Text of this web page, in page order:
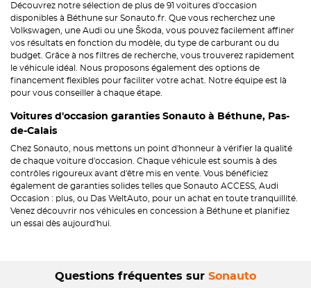
Découvrez notre sélection de plus de 91 voitures d'occasion
disponibles à Béthune sur Sonauto.fr. Que vous recherchez une
Volkswagen, une Audi ou une Škoda, vous pouvez facilement affiner
vos résultats en fonction du modèle, du type de carburant ou du
budget. Grâce à nos filtres de recherche, vous trouverez rapidement
le véhicule idéal. Nous proposons également des options de
financement flexibles pour faciliter votre achat. Notre équipe est là
pour vous conseiller à chaque étape.
Voitures d'occasion garanties Sonauto à Béthune, Pas-
de-Calais
Chez Sonauto, nous mettons un point d'honneur à vérifier la qualité
de chaque voiture d'occasion. Chaque véhicule est soumis à des
contrôles rigoureux avant d'être mis en vente. Vous bénéficiez
également de garanties solides telles que Sonauto ACCESS, Audi
Occasion : plus, ou Das WeltAuto, pour un achat en toute tranquillité.
Venez découvrir nos véhicules en concession à Béthune et planifiez
un essai dès aujourd'hui.
Questions fréquentes sur Sonauto